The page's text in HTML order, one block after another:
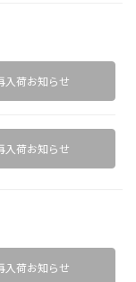
入荷お知らせ
入荷お知らせ
入荷お知らせ